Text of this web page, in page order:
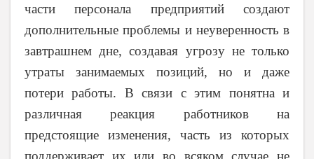
части персонала предприятий создают
дополнительные проблемы и неуверенность в
завтрашнем дне, создавая угрозу не только
утраты занимаемых позиций, но и даже
потери работы. В связи с этим понятна и
различная реакция работников на
предстоящие изменения, часть из которых
поддерживает их или во всяком случае не